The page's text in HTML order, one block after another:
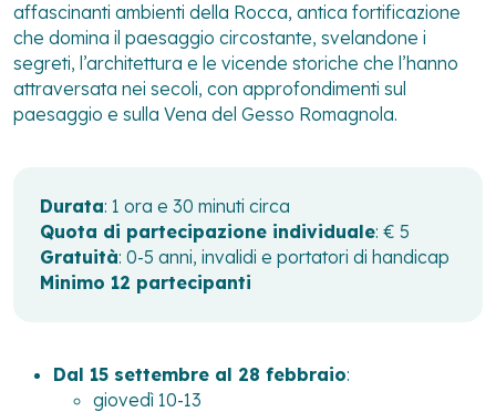
affascinanti ambienti della Rocca, antica fortificazione
che domina il paesaggio circostante, svelandone i
segreti, l’architettura e le vicende storiche che l’hanno
attraversata nei secoli, con approfondimenti sul
paesaggio e sulla Vena del Gesso Romagnola.
Durata: 1 ora e 30 minuti circa
Quota di partecipazione individuale: € 5
Gratuità: 0-5 anni, invalidi e portatori di handicap
Minimo 12 partecipanti
Dal 15 settembre al 28 febbraio:
giovedì 10-13